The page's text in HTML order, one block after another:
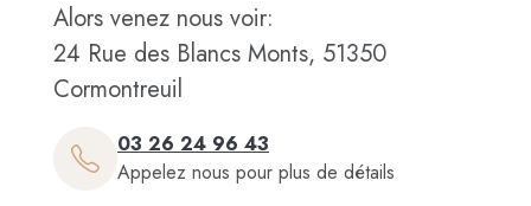
Alors venez nous voir:
24 Rue des Blancs Monts, 51350
Cormontreuil
03 26 24 96 43
Appelez nous pour plus de détails